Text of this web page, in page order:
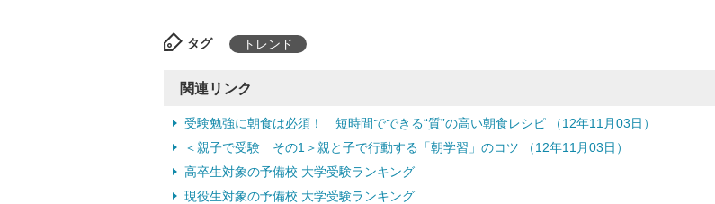
タグ トレンド
関連リンク
受験勉強に朝食は必須！ 短時間でできる“質”の高い朝食レシピ （12年11月03日）
＜親子で受験 その1＞親と子で行動する「朝学習」のコツ （12年11月03日）
高卒生対象の予備校 大学受験ランキング
現役生対象の予備校 大学受験ランキング